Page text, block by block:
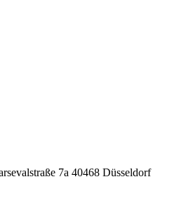
7a 40468 Düsseldorf